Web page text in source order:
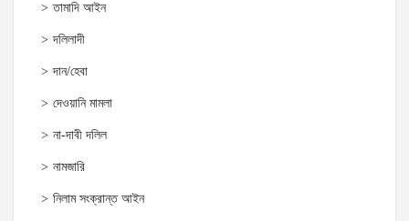
তামাদি আইন
দলিলাদী
দান/হেবা
দেওয়ানি মামলা
না-দাবী দলিল
নামজারি
নিলাম সংক্রান্ত আইন